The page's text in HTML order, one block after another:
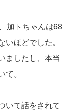
加トちゃんは68
いほどでした。
ましたし、本当
て。
いて話をされて